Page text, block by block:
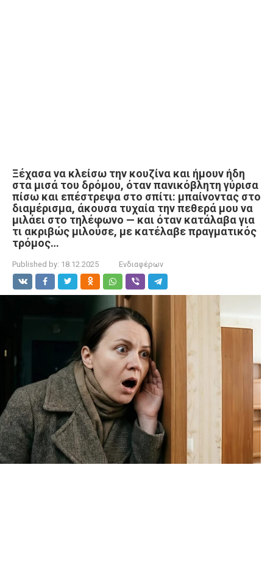
Ξέχασα να κλείσω την κουζίνα και ήμουν ήδη
στα μισά του δρόμου, όταν πανικόβλητη γύρισα
πίσω και επέστρεψα στο σπίτι: μπαίνοντας στο
διαμέρισμα, άκουσα τυχαία την πεθερά μου να
μιλάει στο τηλέφωνο — και όταν κατάλαβα για
τι ακριβώς μιλούσε, με κατέλαβε πραγματικός
τρόμος…
Published by: 18.12.2025 Ενδιαφέρων